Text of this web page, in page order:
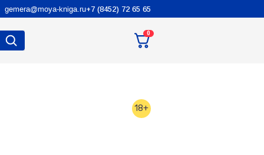
gemera@moya-kniga.ru+7 (8452) 72 65 65
0
18+